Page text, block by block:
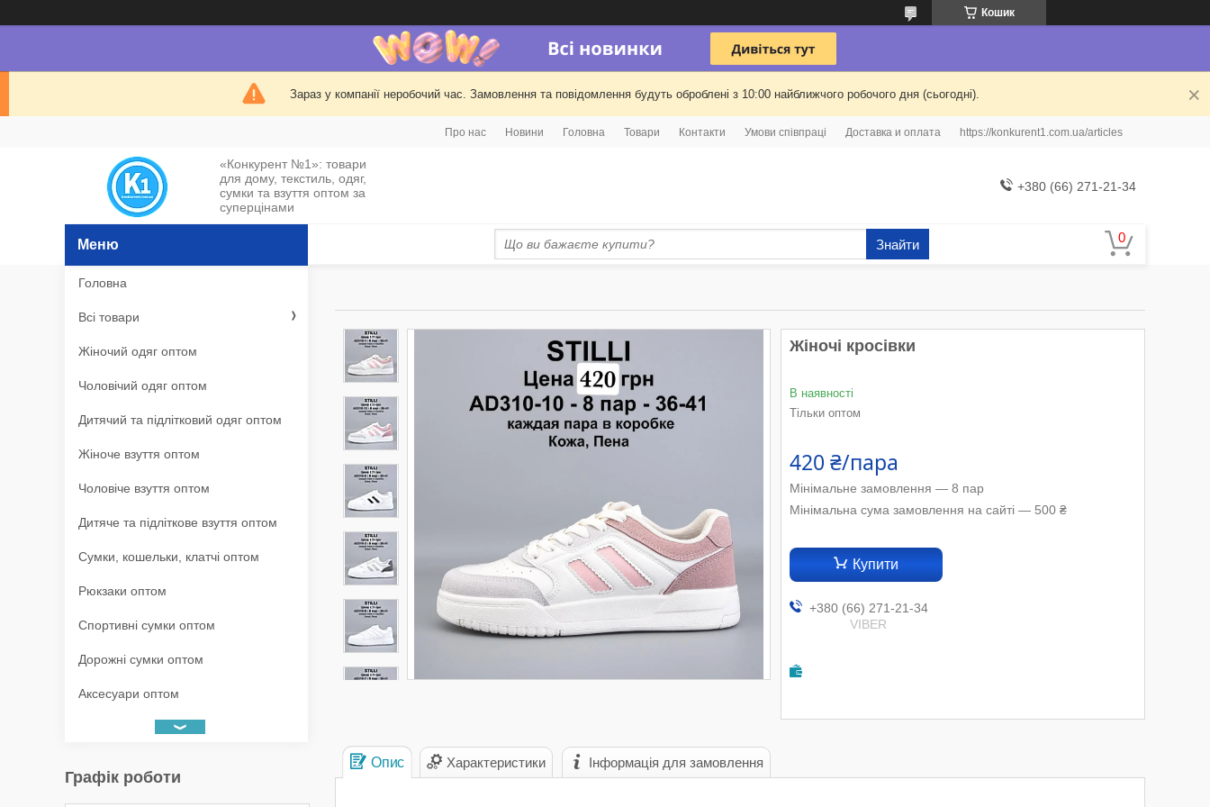
Кошик
Зараз у компанії неробочий час. Замовлення та повідомлення будуть оброблені з 10:00 найближчого робочого дня (сьогодні).
Про нас Новини Головна Товари Контакти Умови співпраці Доставка и оплата https://konkurent1.com.ua/articles
«Конкурент №1»: товари
для дому, текстиль, одяг,
сумки та взуття оптом за
суперцінами
+380 (66) 271-21-34
Знайти
Жіночі кросівки
В наявності
Тільки оптом
420 ₴/пара
Мінімальне замовлення — 8 пар
Мінімальна сума замовлення на сайті — 500 ₴
Купити
+380 (66) 271-21-34
VIBER
Опис Характеристики Інформація для замовлення
Головна
Всі товари
Жіночий одяг оптом
Чоловічий одяг оптом
Дитячий та підлітковий одяг оптом
Жіноче взуття оптом
Чоловіче взуття оптом
Дитяче та підліткове взуття оптом
Сумки, кошельки, клатчі оптом
Рюкзаки оптом
Спортивні сумки оптом
Дорожні сумки оптом
Аксесуари оптом
Графік роботи